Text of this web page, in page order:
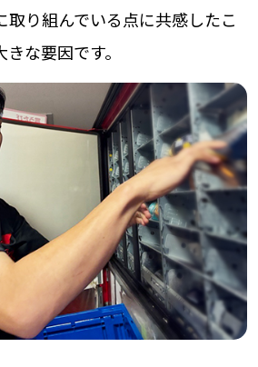
取り組んでいる点に共感したこ
な要因です。